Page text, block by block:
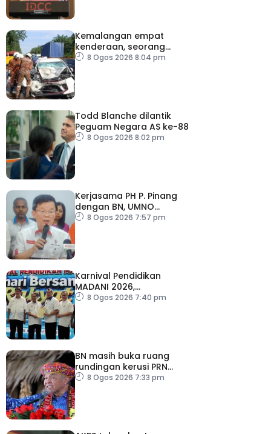
Kemalangan empat
kenderaan, seorang
maut8 Ogos 2026 8:04 pm
Todd Blanche dilantik
Peguam Negara AS ke-88
8 Ogos 2026 8:02 pm
Kerjasama PH P. Pinang
dengan BN, UMNO
diteruskan
8 Ogos 2026 7:57 pm
Karnival Pendidikan
MADANI 2026,
semarakkan budaya
8 Ogos 2026 7:40 pm
BN masih buka ruang
rundingan kerusi PRN
Melaka – Ahmad Zahid
8 Ogos 2026 7:33 pm